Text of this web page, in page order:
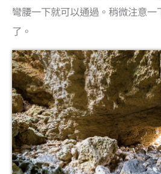
彎腰一下就可以通過。稍微注意
了。